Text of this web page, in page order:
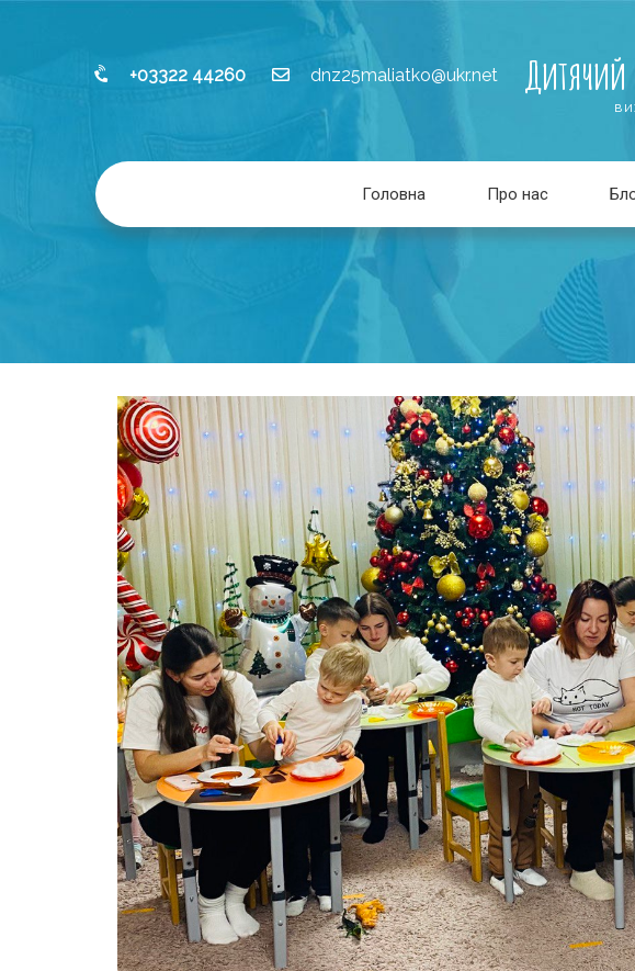
+03322 44260 dnz25maliatko@ukr.net
Головна Про нас